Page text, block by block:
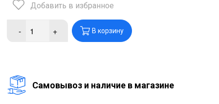
Добавить в избранное
- + В корзину
Cамовывоз и наличие в магазине